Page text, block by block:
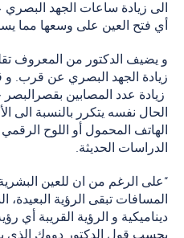
الى زيادة ساعات الجهد
أي فتح العين على وسعها مما
و يضيف الدكتور من المعروف
زيادة الجهد البصري عن قرب.
زيادة عدد المصابين
الحال نفسه يتكرر بالنسبة الى
الهاتف المحمول أو اللوح
الدراسات الحديثة.
“على الرغم من ان للعين
المسافات تبقى الرؤية البعيدة،
ديناميكية و الرؤية القريبة أي
بحسب قول الدكتور دووك الذي